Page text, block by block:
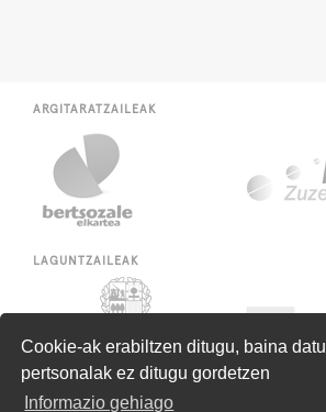
Cookie-ak erabiltzen ditugu, baina datu
pertsonalak ez ditugu gordetzen
Informazio gehiago
ARGITARATZAILEAK
LAGUNTZAILEAK